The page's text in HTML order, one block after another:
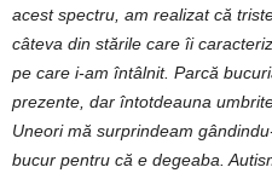
acest spectru, am realizat că
câteva din stările care îi
pe care i-am întâlnit. Parcă
prezente, dar întotdeauna
Uneori mă surprindeam
bucur pentru că e degeaba.